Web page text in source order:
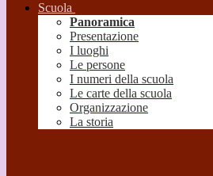
Scuola
Panoramica
Presentazione
I luoghi
Le persone
I numeri della scuola
Le carte della scuola
Organizzazione
La storia